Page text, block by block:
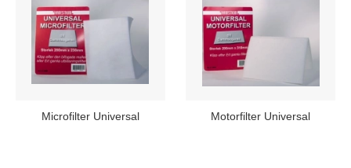
Microfilter Universal Motorfilter Universal